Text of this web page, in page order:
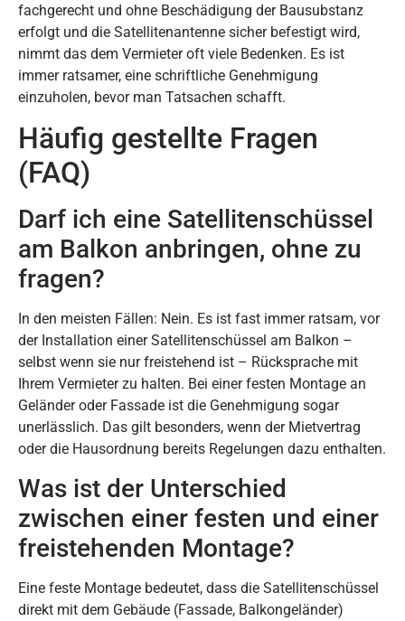
fachgerecht und ohne Beschädigung der Bausubstanz
erfolgt und die Satellitenantenne sicher befestigt wird,
nimmt das dem Vermieter oft viele Bedenken. Es ist
immer ratsamer, eine schriftliche Genehmigung
einzuholen, bevor man Tatsachen schafft.
Häufig gestellte Fragen
(FAQ)
Darf ich eine Satellitenschüssel
am Balkon anbringen, ohne zu
fragen?
In den meisten Fällen: Nein. Es ist fast immer ratsam, vor
der Installation einer Satellitenschüssel am Balkon –
selbst wenn sie nur freistehend ist – Rücksprache mit
Ihrem Vermieter zu halten. Bei einer festen Montage an
Geländer oder Fassade ist die Genehmigung sogar
unerlässlich. Das gilt besonders, wenn der Mietvertrag
oder die Hausordnung bereits Regelungen dazu enthalten.
Was ist der Unterschied
zwischen einer festen und einer
freistehenden Montage?
Eine feste Montage bedeutet, dass die Satellitenschüssel
direkt mit dem Gebäude (Fassade, Balkongeländer)